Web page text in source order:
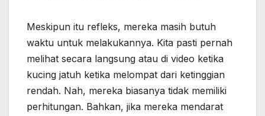
Meskipun itu refleks, mereka masih butuh
waktu untuk melakukannya. Kita pasti pernah
melihat secara langsung atau di video ketika
kucing jatuh ketika melompat dari ketinggian
rendah. Nah, mereka biasanya tidak memiliki
perhitungan. Bahkan, jika mereka mendarat